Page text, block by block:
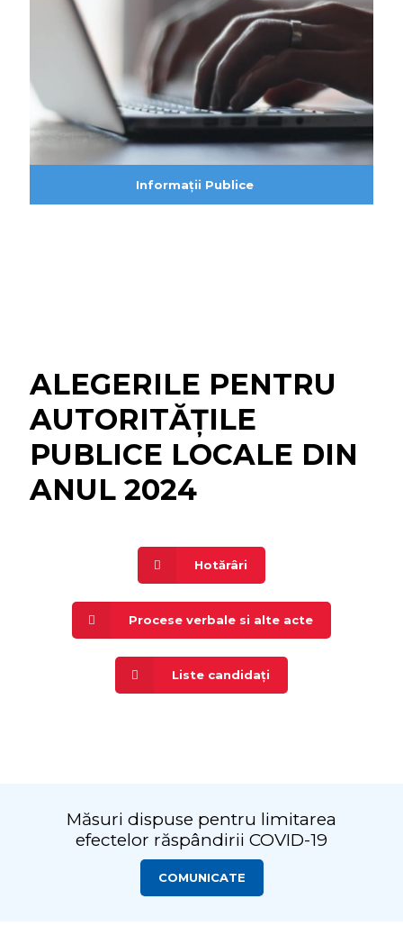
Informații Publice
ALEGERILE PENTRU
AUTORITĂȚILE
PUBLICE LOCALE DIN
ANUL 2024
Hotărâri
Procese verbale si alte acte
Liste candidați
Măsuri dispuse pentru limitarea
efectelor răspândirii COVID-19
COMUNICATE